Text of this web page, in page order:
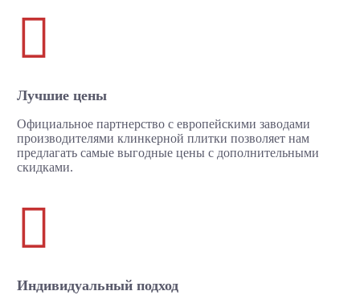

Лучшие цены
Официальное партнерство с европейскими заводами
производителями клинкерной плитки позволяет нам
предлагать самые выгодные цены с дополнительными
скидками.

Индивидуальный подход